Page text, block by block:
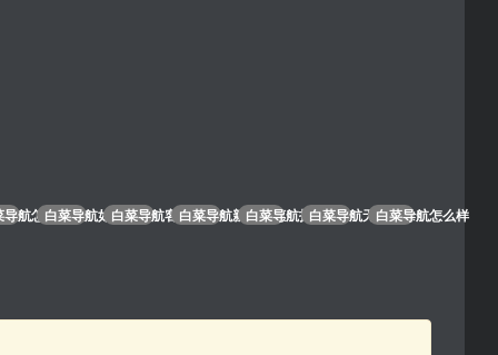
导航怎么充值白菜导航如何提现白菜导航客服电话白菜导航新人优惠白菜导航打不开白菜导航无法登录白菜导航怎么样